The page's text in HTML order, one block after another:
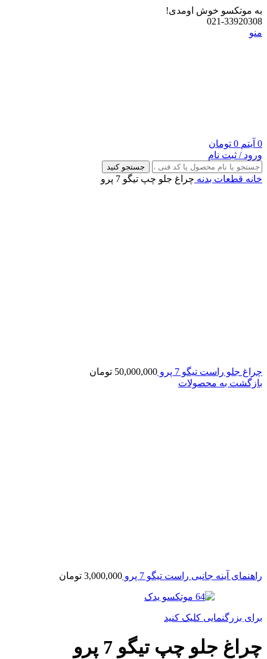
به موتکسو خوش اومدی!
021-33920308
منو
0 آیتم 0 تومان
ورود / ثبت نام
جستجو کنید
خانه قطعات بدنه چراغ جلو چپ تیگو 7 پرو
چراغ جلو راست تیگو 7 پرو 50,000,000 تومان
بازگشت به محصولات
راهنمای آینه جانبی راست تیگو 7 پرو 3,000,000 تومان
برای بزرگنمایی کلیک کنید
چراغ جلو چپ تیگو 7 پرو